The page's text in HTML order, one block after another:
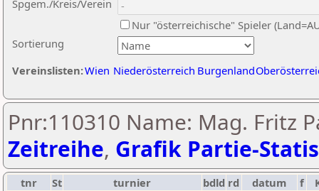
Sortierung
Spgem./Kreis/Verein
Nur "österreichische" Spieler
Vereinslisten:Wien Niederösterreich Burgenland
Pnr:110310 Name: Mag. Fritz
Zeitreihe, Grafik Partie-
tnr St turnier bdld rd datum f